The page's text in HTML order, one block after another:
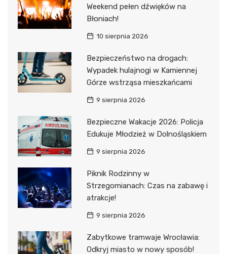
Weekend pełen dźwięków na
Błoniach!
10 sierpnia 2026
Bezpieczeństwo na drogach:
Wypadek hulajnogi w Kamiennej
Górze wstrząsa mieszkańcami
9 sierpnia 2026
Bezpieczne Wakacje 2026: Policja
Edukuje Młodzież w Dolnośląskiem
9 sierpnia 2026
Piknik Rodzinny w
Strzegomianach: Czas na zabawę i
atrakcje!
9 sierpnia 2026
Zabytkowe tramwaje Wrocławia:
Odkryj miasto w nowy sposób!